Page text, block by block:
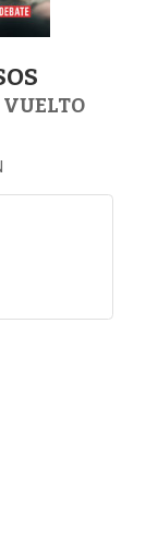
VUELTO